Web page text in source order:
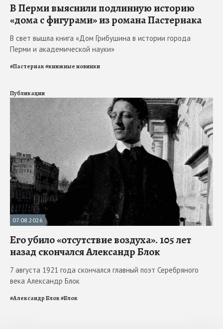
В Перми выяснили подлинную историю
«дома с фигурами» из романа Пастернака
В свет вышла книга «Дом Грибушина в истории города
Перми и академической науки»
#Пастернак#книжные новинки
Публикации
07.08.2026
Его убило «отсутствие воздуха». 105 лет
назад скончался Александр Блок
7 августа 1921 года скончался главный поэт Серебряного
века Александр Блок
#Александр Блок#Блок